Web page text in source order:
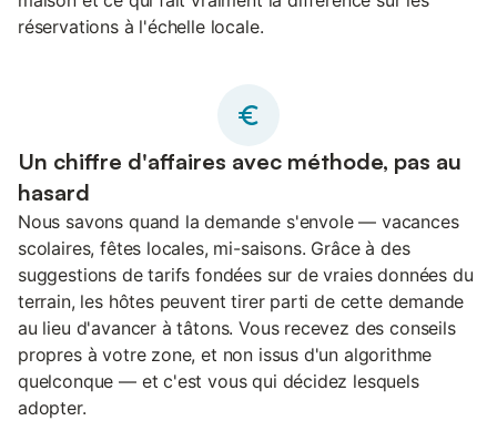
réservations à l'échelle locale.
Un chiffre d'affaires avec méthode, pas au
hasard
Nous savons quand la demande s'envole — vacances
scolaires, fêtes locales, mi-saisons. Grâce à des
suggestions de tarifs fondées sur de vraies données du
terrain, les hôtes peuvent tirer parti de cette demande
au lieu d'avancer à tâtons. Vous recevez des conseils
propres à votre zone, et non issus d'un algorithme
quelconque — et c'est vous qui décidez lesquels
adopter.